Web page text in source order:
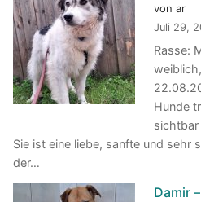
von ar
Juli 29,
Rasse:
Hunde
sichtbar
Sie ist eine liebe, sanfte und sehr
der…
Damir